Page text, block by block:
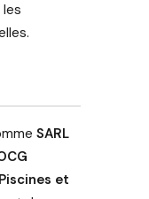
SARL
et